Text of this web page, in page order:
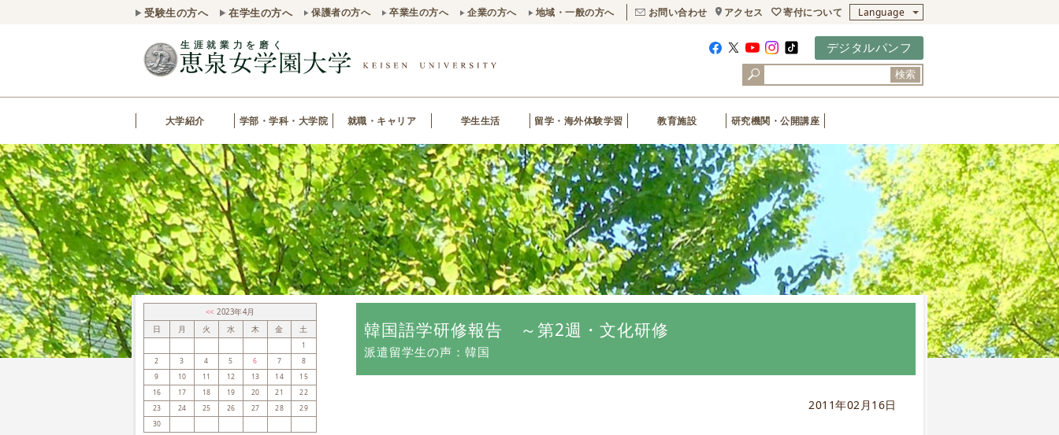
受験生の方へ 在学生の方へ 保護者の方へ 卒業生の方へ 企業の方へ 地域・一般の方へ お問い合わせ アクセス 寄付について Language
デジタルパンフ
検索
大学紹介 学部・学科・大学院 就職・キャリア 学生生活 留学・海外体験学習 教育施設 研究機関・公開講座
韓国語学研修報告 ～第2週・文化研修
派遣留学生の声：韓国
2011年02月16日
<< 2023年4月
日
月 火 水 木 金 土
1
2
3 4 5 6 7
8
9
10 11 12 13 14
15
16
17 18 19 20 21
22
23
24 25 26 27 28
29
30